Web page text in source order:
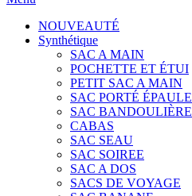
NOUVEAUTÉ
Synthétique
SAC A MAIN
POCHETTE ET ÉTUI
PETIT SAC A MAIN
SAC PORTÉ ÉPAULE
SAC BANDOULIÈRE
CABAS
SAC SEAU
SAC SOIREE
SAC A DOS
SACS DE VOYAGE